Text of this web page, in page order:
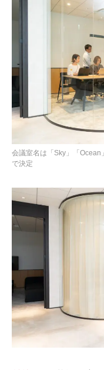
会議室名は「Sky」「
で決定